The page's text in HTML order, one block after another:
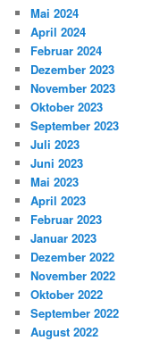
Mai 2024
April 2024
Februar 2024
Dezember 2023
November 2023
Oktober 2023
September 2023
Juli 2023
Juni 2023
Mai 2023
April 2023
Februar 2023
Januar 2023
Dezember 2022
November 2022
Oktober 2022
September 2022
August 2022